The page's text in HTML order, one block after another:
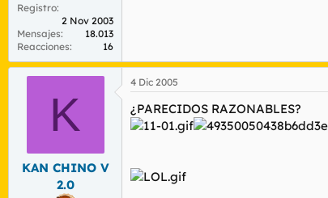
Registro
2 Nov 2003
Mensajes
18.013
Reacciones
16
K
KAN CHINO V
2.0
4 Dic 2005
¿PARECIDOS RAZONABLES?